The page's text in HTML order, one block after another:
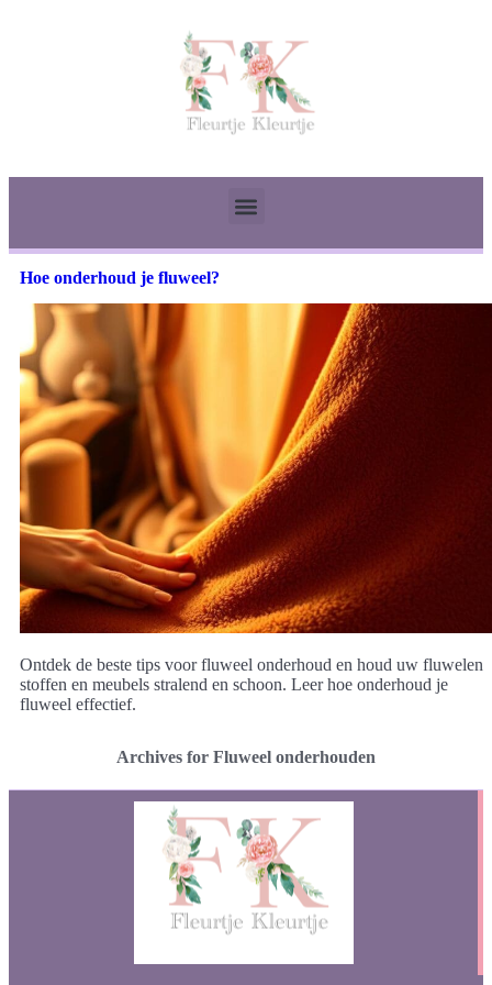
Hoe onderhoud je fluweel?
Ontdek de beste tips voor fluweel onderhoud en houd uw fluwelen
stoffen en meubels stralend en schoon. Leer hoe onderhoud je
fluweel effectief.
Archives for Fluweel onderhouden